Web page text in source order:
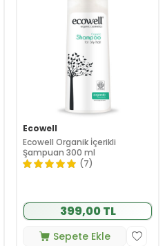
Ecowell
Ecowell Organik İçerikli
Şampuan 300 ml
(7)
399,00 TL
Sepete Ekle